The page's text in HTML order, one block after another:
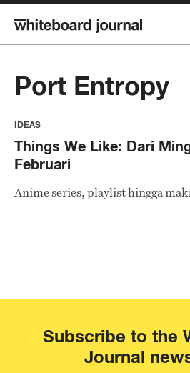
Port Entropy
IDEAS
Things We Like: Dari
Februari
Anime series, playlist hingga
Subscribe to the
Journal